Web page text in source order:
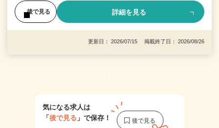
後で見る 詳細を見る
更新日： 2026/07/15 掲載終了日： 2026/08/26
1
気になる求人は
「後で見る 」で保存！